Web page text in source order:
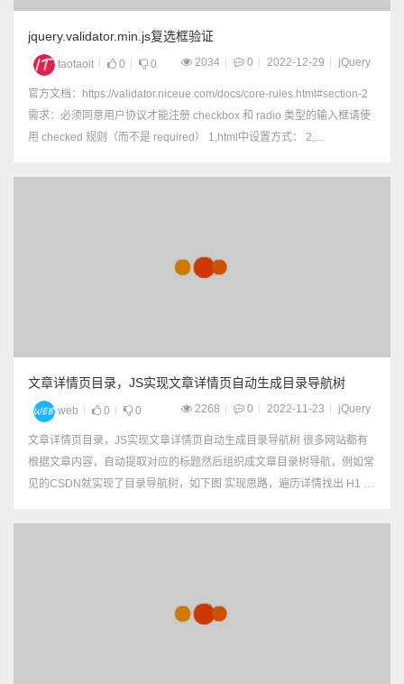
jquery.validator.min.js复选框验证
taotaoit 0 0 2034 0 2022-12-29 jQuery
官方文档：https://validator.niceue.com/docs/core-rules.html#section-2
需求：必须同意用户协议才能注册 checkbox 和 radio 类型的输入框请使
用 checked 规则（而不是 required） 1,html中设置方式： 2,...
文章详情页目录，JS实现文章详情页自动生成目录导航树
web 0 0 2268 0 2022-11-23 jQuery
文章详情页目录，JS实现文章详情页自动生成目录导航树 很多网站都有
根据文章内容，自动提取对应的标题然后组织成文章目录树导航，例如常
见的CSDN就实现了目录导航树，如下图 实现思路，遍历详情找出 H1 ~
TYPE html>...